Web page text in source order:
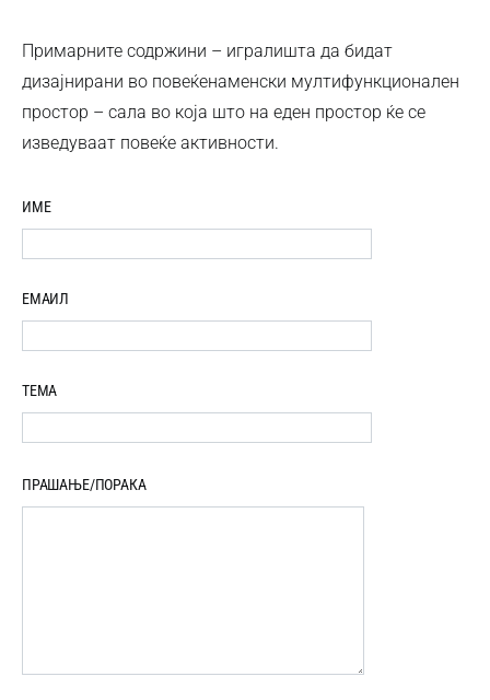
Примарните содржини – игралишта да бидат
дизајнирани во повеќенаменски мултифункционален
простор – сала во која што на еден простор ќе се
изведуваат повеќе активности.
ИМЕ
ЕМАИЛ
ТЕМА
ПРАШАЊЕ/ПОРАКА